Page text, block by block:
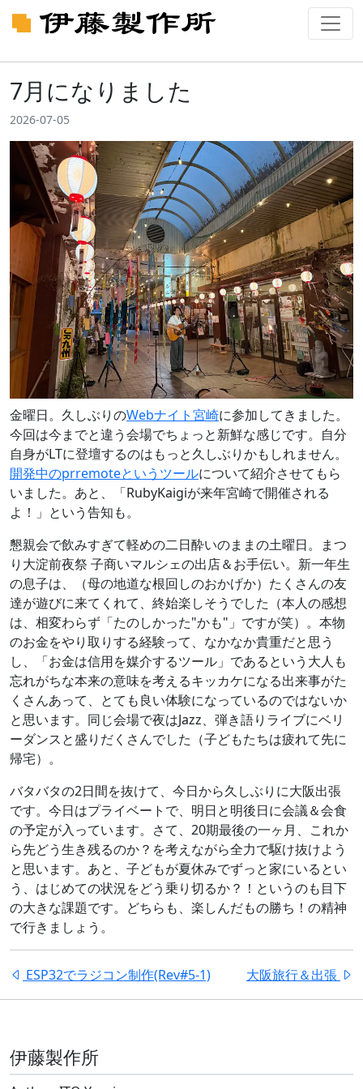
7月になりました
2026-07-05
金曜日。久しぶりのWebナイト宮崎に参加してきました。
今回は今までと違う会場でちょっと新鮮な感じです。自分
自身がLTに登壇するのはもっと久しぶりかもしれません。
開発中のprremoteというツールについて紹介させてもら
いました。あと、「RubyKaigiが来年宮崎で開催される
よ！」という告知も。
懇親会で飲みすぎて軽めの二日酔いのままの土曜日。まつ
り大淀前夜祭 子商いマルシェの出店＆お手伝い。新一年生
の息子は、（母の地道な根回しのおかげか）たくさんの友
達が遊びに来てくれて、終始楽しそうでした（本人の感想
は、相変わらず「たのしかった"かも"」ですが笑）。本物
のお金をやり取りする経験って、なかなか貴重だと思う
し、「お金は信用を媒介するツール」であるという大人も
忘れがちな本来の意味を考えるキッカケになる出来事がた
くさんあって、とても良い体験になっているのではないか
と思います。同じ会場で夜はJazz、弾き語りライブにベリ
ーダンスと盛りだくさんでした（子どもたちは疲れて先に
帰宅）。
バタバタの2日間を抜けて、今日から久しぶりに大阪出張
です。今日はプライベートで、明日と明後日に会議＆会食
の予定が入っています。さて、20期最後の一ヶ月、これか
ら先どう生き残るのか？を考えながら全力で駆け抜けよう
と思います。あと、子どもが夏休みでずっと家にいるとい
う、はじめての状況をどう乗り切るか？！というのも目下
の大きな課題です。どちらも、楽しんだもの勝ち！の精神
で行きましょう。
ESP32でラジコン制作(Rev#5-1) 大阪旅行＆出張
伊藤製作所